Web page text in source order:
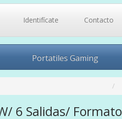
Identifícate Contacto
Portatiles Gaming
6 Salidas/ Formato